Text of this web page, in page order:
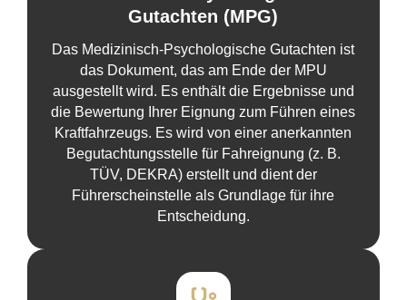
Gutachten (MPG)
Das Medizinisch-Psychologische Gutachten ist
das Dokument, das am Ende der MPU
ausgestellt wird. Es enthält die Ergebnisse und
die Bewertung Ihrer Eignung zum Führen eines
Kraftfahrzeugs. Es wird von einer anerkannten
Begutachtungsstelle für Fahreignung (z. B.
TÜV, DEKRA) erstellt und dient der
Führerscheinstelle als Grundlage für ihre
Entscheidung.